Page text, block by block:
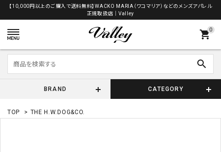
【10,000円以上のご購入で送料無料】WACKO MARIA（ワコマリア）などのメンズアパレル
正規取扱店│Valley
0
shopping_cart
search
BRAND CATEGORY
TOP > THE H.W.DOG&CO.